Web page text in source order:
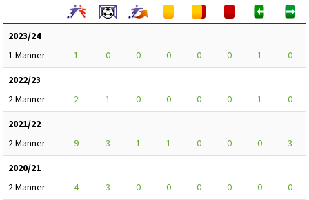
2023/24
1.Männer
1 0 0 0 0 0 1
0
2022/23
2.Männer
2 1 0 0 0 0 1
0
2021/22
2.Männer
9 3 1 1 0 0 0
3
2020/21
2.Männer
4 3 0 0 0 0 0 0